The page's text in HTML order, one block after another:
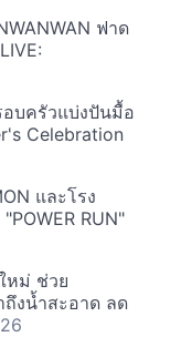
ฟาด
บครัวแบ่งปันมื้อ
Celebration
และโรง
RUN"
หม่ ช่วย
ถึงน้ำสะอาด ลด